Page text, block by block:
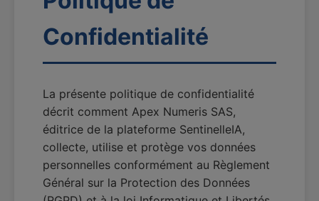
Confidentialité
La présente politique de confidentialité
décrit comment Apex Numeris SAS,
éditrice de la plateforme SentinelleIA,
collecte, utilise et protège vos données
personnelles conformément au Règlement
Général sur la Protection des Données